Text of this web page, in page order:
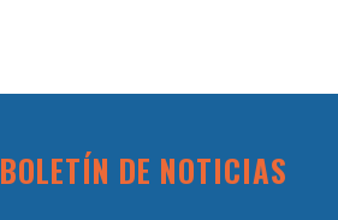
BOLETÍN DE NOTICIAS